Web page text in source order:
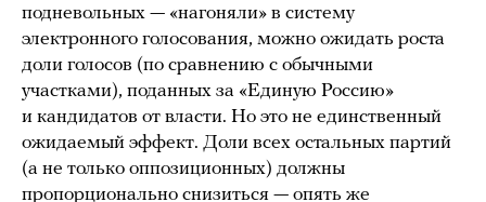
подневольных — «нагоняли» в систему
электронного голосования, можно ожидать роста
доли голосов (по сравнению с обычными
участками), поданных за «Единую Россию»
и кандидатов от власти. Но это не единственный
ожидаемый эффект. Доли всех остальных партий
(а не только оппозиционных) должны
пропорционально снизиться — опять же